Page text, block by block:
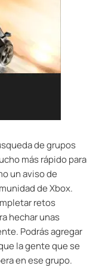
de grupos
más rápido para
un aviso de
de Xbox.
retos
hechar unas
Podrás agregar
la gente que se
en ese grupo.